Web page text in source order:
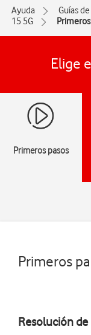
Ayuda Guías
15 5G
Elige
Primeros pasos
Primeros
Resolución